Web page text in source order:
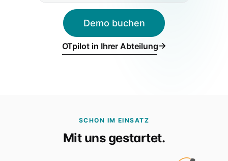
Für Verbünde & Holdings
rehaVital, ORTHEGROH, Sani Aktuell · Filialgruppen
Demo buchen
OTpilot in Ihrer Abteilung→
SCHON IM EINSATZ
Mit uns gestartet.